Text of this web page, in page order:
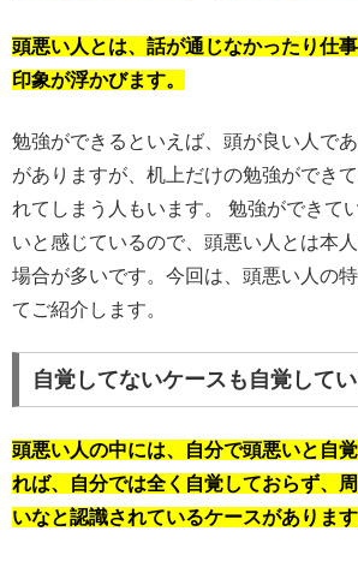
頭悪い人とは、話が通じなかったり仕
印象が浮かびます。
勉強ができるといえば、頭が良い人で
がありますが、机上だけの勉強ができ
れてしまう人もいます。 勉強ができて
いと感じているので、頭悪い人とは本
場合が多いです。今回は、頭悪い人の
てご紹介します。
自覚してないケースも自覚して
頭悪い人の中には、自分で頭悪いと自
れば、自分では全く自覚しておらず、
いなと認識されているケースがあります